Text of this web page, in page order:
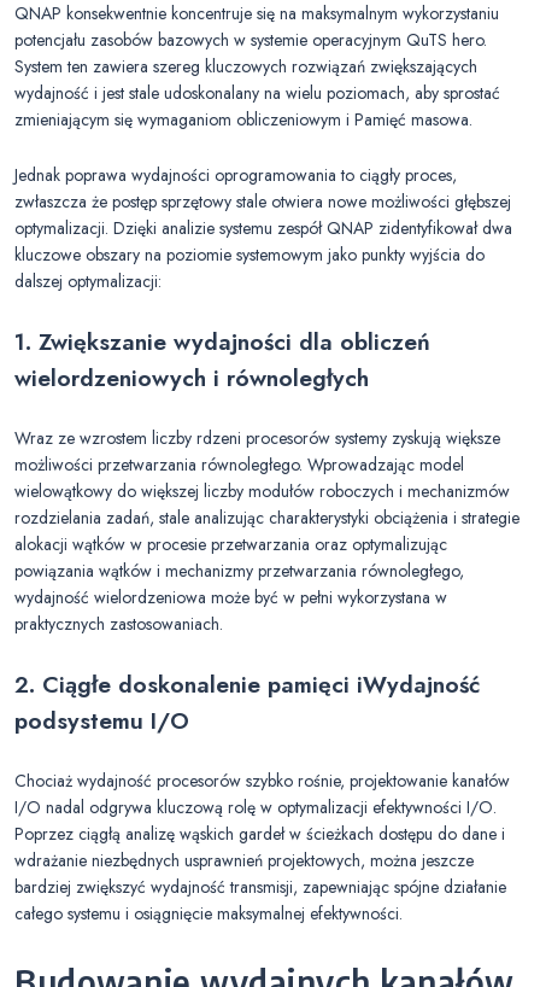
QNAP konsekwentnie koncentruje się na maksymalnym wykorzystaniu
potencjału zasobów bazowych w systemie operacyjnym QuTS hero.
System ten zawiera szereg kluczowych rozwiązań zwiększających
wydajność i jest stale udoskonalany na wielu poziomach, aby sprostać
zmieniającym się wymaganiom obliczeniowym i Pamięć masowa.
Jednak poprawa wydajności oprogramowania to ciągły proces,
zwłaszcza że postęp sprzętowy stale otwiera nowe możliwości głębszej
optymalizacji. Dzięki analizie systemu zespół QNAP zidentyfikował dwa
kluczowe obszary na poziomie systemowym jako punkty wyjścia do
dalszej optymalizacji:
1. Zwiększanie wydajności dla obliczeń
wielordzeniowych i równoległych
Wraz ze wzrostem liczby rdzeni procesorów systemy zyskują większe
możliwości przetwarzania równoległego. Wprowadzając model
wielowątkowy do większej liczby modułów roboczych i mechanizmów
rozdzielania zadań, stale analizując charakterystyki obciążenia i strategie
alokacji wątków w procesie przetwarzania oraz optymalizując
powiązania wątków i mechanizmy przetwarzania równoległego,
wydajność wielordzeniowa może być w pełni wykorzystana w
praktycznych zastosowaniach.
2. Ciągłe doskonalenie pamięci iWydajność
podsystemu I/O
Chociaż wydajność procesorów szybko rośnie, projektowanie kanałów
I/O nadal odgrywa kluczową rolę w optymalizacji efektywności I/O.
Poprzez ciągłą analizę wąskich gardeł w ścieżkach dostępu do dane i
wdrażanie niezbędnych usprawnień projektowych, można jeszcze
bardziej zwiększyć wydajność transmisji, zapewniając spójne działanie
całego systemu i osiągnięcie maksymalnej efektywności.